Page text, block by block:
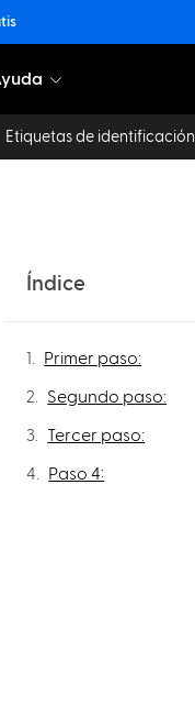
Etiquetas de identificación
Índice
Primer paso:
Segundo paso:
Tercer paso:
Paso 4: